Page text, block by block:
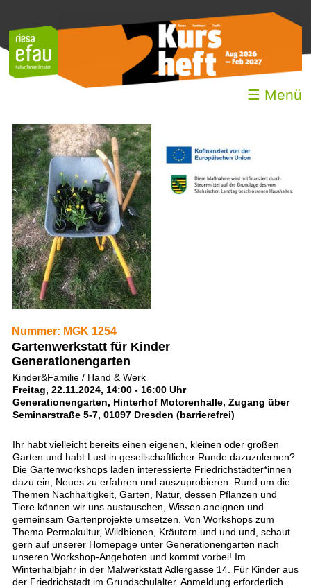
☰ Menü
Nummer: MGK 1254
Gartenwerkstatt für Kinder
Generationengarten
Kinder&Familie / Hand & Werk
Freitag, 22.11.2024, 14:00 - 16:00 Uhr
Generationengarten, Hinterhof Motorenhalle, Zugang über
Seminarstraße 5-7, 01097 Dresden (barrierefrei)
Ihr habt vielleicht bereits einen eigenen, kleinen oder großen
Garten und habt Lust in gesellschaftlicher Runde dazuzulernen?
Die Gartenworkshops laden interessierte Friedrichstädter*innen
dazu ein, Neues zu erfahren und auszuprobieren. Rund um die
Themen Nachhaltigkeit, Garten, Natur, dessen Pflanzen und
Tiere können wir uns austauschen, Wissen aneignen und
gemeinsam Gartenprojekte umsetzen. Von Workshops zum
Thema Permakultur, Wildbienen, Kräutern und und und, schaut
gern auf unserer Homepage unter Generationengarten nach
unseren Workshop-Angeboten und kommt vorbei! Im
Winterhalbjahr in der Malwerkstatt Adlergasse 14. Für Kinder aus
der Friedrichstadt im Grundschulalter. Anmeldung erforderlich.